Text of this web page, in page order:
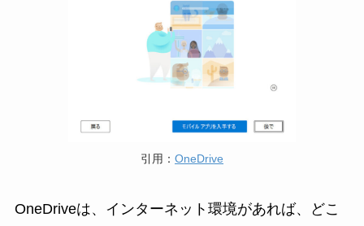
引用： OneDrive
OneDriveは、インターネット環境があれば、どこ